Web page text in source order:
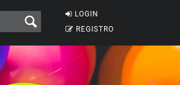
LOGIN
REGISTRO